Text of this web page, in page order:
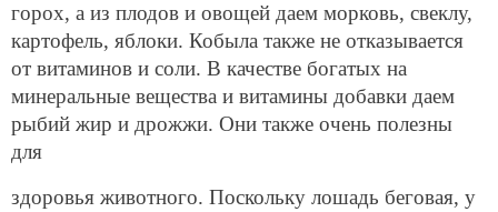
горох, а из плодов и овощей даем морковь, свеклу,
картофель, яблоки. Кобыла также не отказывается
от витаминов и соли. В качестве богатых на
минеральные вещества и витамины добавки даем
рыбий жир и дрожжи. Они также очень полезны
для
здоровья животного. Поскольку лошадь беговая, у